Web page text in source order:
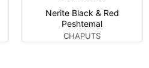
Nerite Black & Red
Peshtemal
CHAPUTS